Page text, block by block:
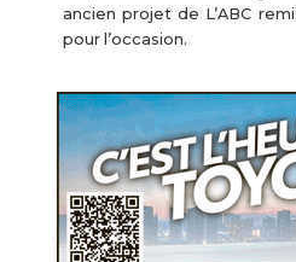
ancien projet de L’ABC
pour l’occasion.